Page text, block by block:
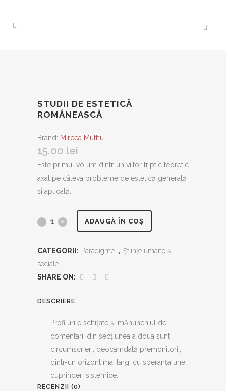
STUDII DE ESTETICĂ
ROMÂNEASCĂ
Brand: Mircea Muthu
15.00 lei
Este primul volum dintr-un viitor triptic teoretic
axat pe câteva probleme de estetică generală
şi aplicată.
Studii
românească
ADAUGĂ ÎN COȘ
CATEGORII: Paradigme , Ştiinţe umane şi
sociale
SHARE ON:
DESCRIERE
Profilurile schiţate şi mănunchiul de
comentarii din secţiunea a doua sunt
circumscrieri, deocamdată premonitorii,
dintr-un orizont mai larg, cu speranţa unei
cuprinderi sistemice.
RECENZII (0)